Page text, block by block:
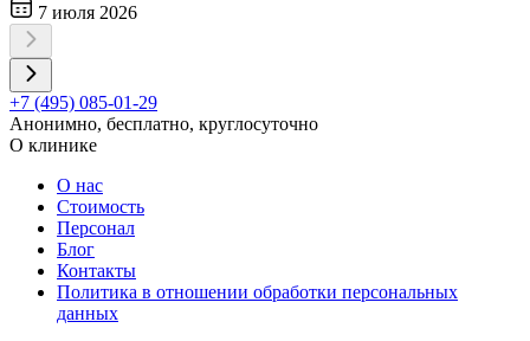
7 июля 2026
+7 (495) 085-01-29
Анонимно, бесплатно, круглосуточно
О клинике
О нас
Стоимость
Персонал
Блог
Контакты
Политика в отношении обработки персональных
данных